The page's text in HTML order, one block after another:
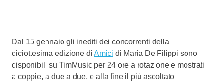
Dal 15 gennaio gli inediti dei concorrenti della
diciottesima edizione di Amici di Maria De Filippi sono
disponibili su TimMusic per 24 ore a rotazione e mostrati
a coppie, a due a due, e alla fine il più ascoltato